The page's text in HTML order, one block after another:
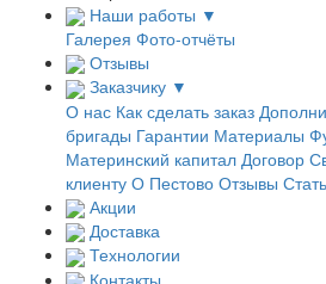
Наши работы ▼
Галерея Фото-отчёты
Отзывы
Заказчику ▼
О нас Как сделать заказ
бригады Гарантии Материалы
Материнский капитал Договор
клиенту О Пестово Отзывы
Акции
Доставка
Технологии
Контакты